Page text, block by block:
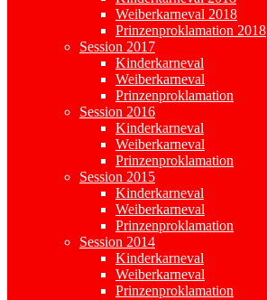
Weiberkarneval 2018
Prinzenproklamation 2018
Session 2017
Kinderkarneval
Weiberkarneval
Prinzenproklamation
Session 2016
Kinderkarneval
Weiberkarneval
Prinzenproklamation
Session 2015
Kinderkarneval
Weiberkarneval
Prinzenproklamation
Session 2014
Kinderkarneval
Weiberkarneval
Prinzenproklamation